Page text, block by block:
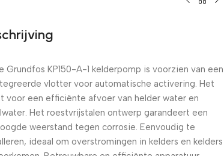
Grundfos KP150-A-1 kelderpomp is voorzien van een
vlotter voor automatische activering. Het
voor een efficiënte afvoer van helder water en
Het roestvrijstalen ontwerp garandeert een
weerstand tegen corrosie. Eenvoudig te
ideaal om overstromingen in kelders en kelders